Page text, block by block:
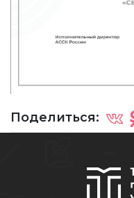
Поделиться: